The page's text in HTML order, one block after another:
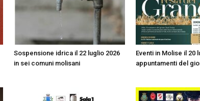
Sospensione idrica il 22 luglio 2026
in sei comuni molisani
Eventi in Molise il 20
appuntamenti del